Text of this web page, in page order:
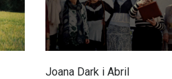
Joana Dark i Abril